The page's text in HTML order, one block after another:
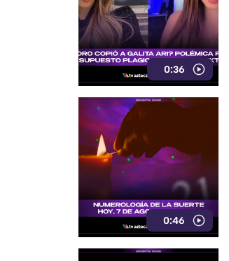
0:36
0:46